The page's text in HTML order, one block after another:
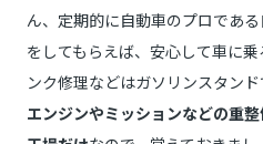
ん、定期的に自動車のプロであ
をしてもらえば、安心して車に
ンク修理などはガソリンスタンド
エンジンやミッションなどの重